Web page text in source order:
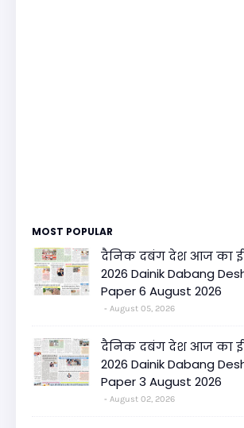
MOST POPULAR
दैनिक दबंग देश आज का
2026 Dainik Dabang
Paper 6 August 2026
August 05, 2026
दैनिक दबंग देश आज का
2026 Dainik Dabang
Paper 3 August 2026
August 02, 2026